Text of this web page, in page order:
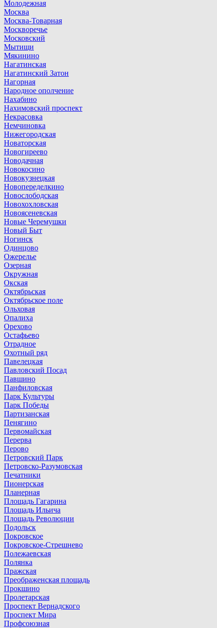
Молодежная
Москва
Москва-Товарная
Москворечье
Московский
Мытищи
Мякинино
Нагатинская
Нагатинский Затон
Нагорная
Народное ополчение
Нахабино
Нахимовский проспект
Некрасовка
Немчиновка
Нижегородская
Новаторская
Новогиреево
Новодачная
Новокосино
Новокузнецкая
Новопеределкино
Новослободская
Новохохловская
Новоясеневская
Новые Черемушки
Новый Быт
Ногинск
Одинцово
Ожерелье
Озерная
Окружная
Окская
Октябрьская
Октябрьское поле
Ольховая
Опалиха
Орехово
Остафьево
Отрадное
Охотный ряд
Павелецкая
Павловский Посад
Павшино
Панфиловская
Парк Культуры
Парк Победы
Партизанская
Пенягино
Первомайская
Перерва
Перово
Петровский Парк
Петровско-Разумовская
Печатники
Пионерская
Планерная
Площадь Гагарина
Площадь Ильича
Площадь Революции
Подольск
Покровское
Покровское-Стрешнево
Полежаевская
Полянка
Пражская
Преображенская площадь
Прокшино
Пролетарская
Проспект Вернадского
Проспект Мира
Профсоюзная